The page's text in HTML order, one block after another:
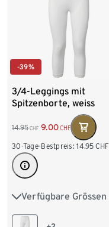
-39%
3/4-Leggings mit
Spitzenborte, weiss
14.95 CHF 9.00CHF
30-Tage-Bestpreis: 14.95 CHF
Verfügbare Grössen
S 36/38 M 40/42
L 44/46